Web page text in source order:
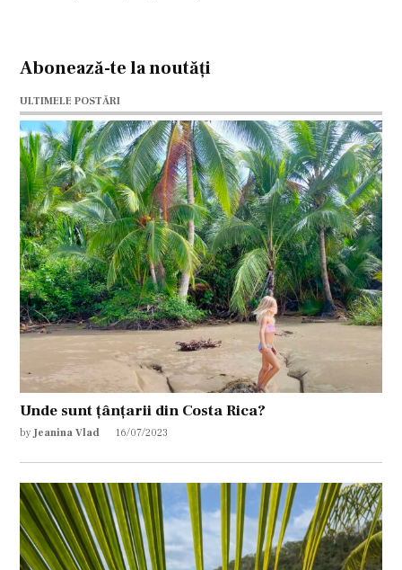
Abonează-te la noutăți
ULTIMELE POSTĂRI
Unde sunt țânțarii din Costa Rica?
by Jeanina Vlad 16/07/2023